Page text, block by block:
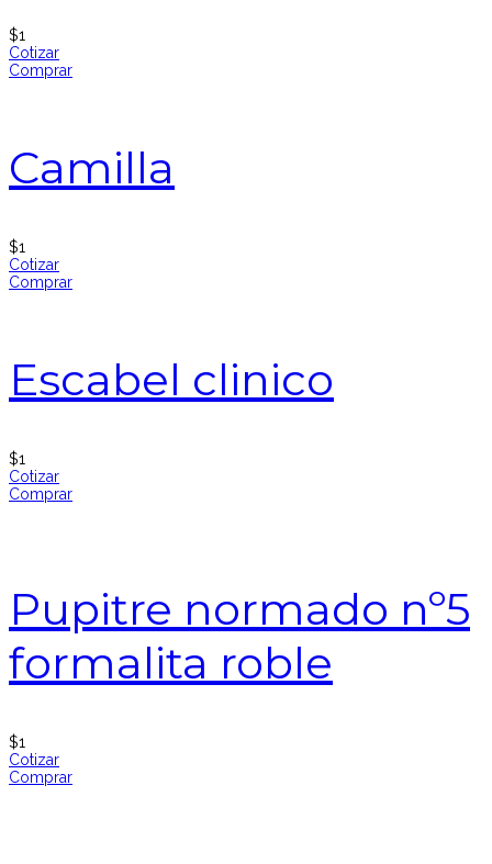
$1
Cotizar
Comprar
Camilla
$1
Cotizar
Comprar
Escabel clinico
$1
Cotizar
Comprar
Pupitre normado nº5
formalita roble
$1
Cotizar
Comprar